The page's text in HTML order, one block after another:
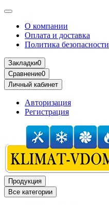
О компании
Оплата и доставка
Политика безопасности
Закладки0
Сравнение0
Личный кабинет
Авторизация
Регистрация
Продукция
Все категории